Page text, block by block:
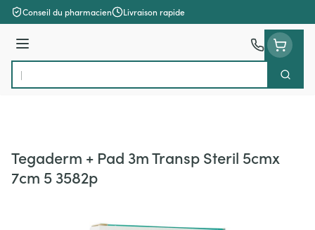
Aller au contenu
Conseil du pharmacien Livraison rapide
Menu
Rechercher
Tegaderm + Pad 3m Transp Steril 5cmx
7cm 5 3582p